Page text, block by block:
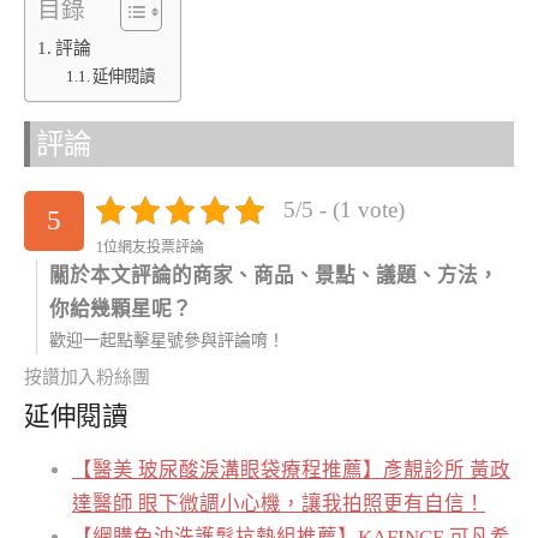
目錄
評論
延伸閱讀
評論
5 5/5 - (1 vote)
1位網友投票評論
關於本文評論的商家、商品、景點、議題、方法，
你給幾顆星呢？
歡迎一起點擊星號參與評論唷！
按讚加入粉絲團
延伸閱讀
【醫美 玻尿酸淚溝眼袋療程推薦】彥靚診所 黃政
達醫師 眼下微調小心機，讓我拍照更有自信！